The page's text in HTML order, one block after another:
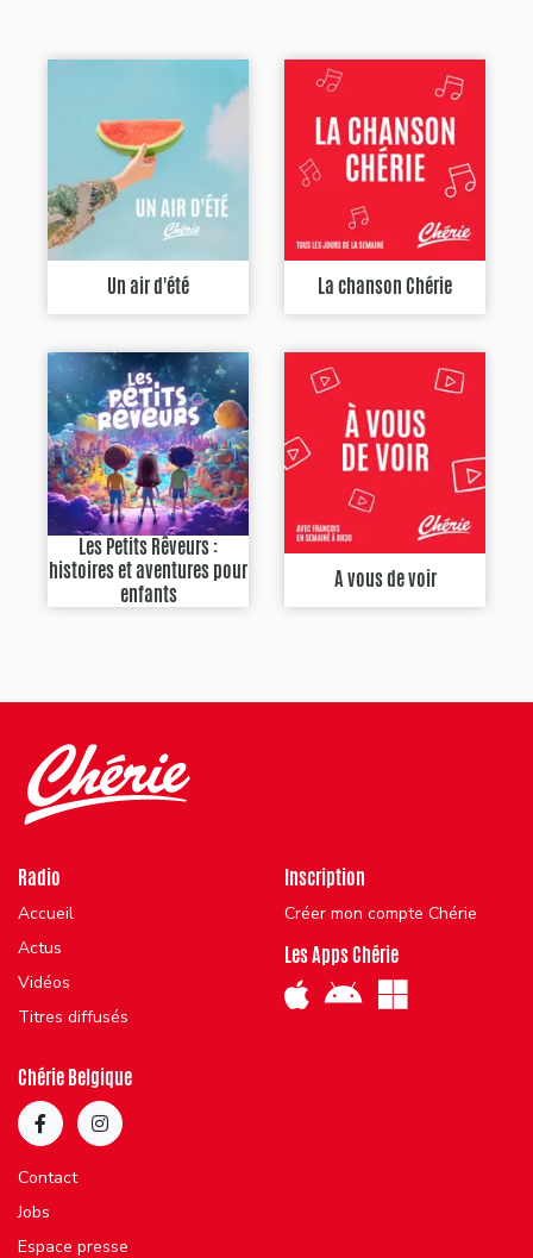
Un air d'été La chanson Chérie
Les Petits Rêveurs :
histoires et aventures pour
enfants
A vous de voir
Radio
Accueil
Actus
Vidéos
Titres diffusés
Inscription
Créer mon compte Chérie
Les Apps Chérie
Chérie Belgique
Contact
Jobs
Espace presse